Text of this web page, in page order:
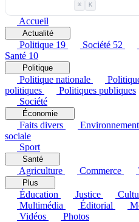
⌘ K
Accueil
Actualité
Politique 19 Société 52
Santé 10
Politique
Politique nationale
politiques
Politiques publiques
Société
Économie
Faits divers Environnement
sociale
Sport
Santé
Agriculture Commerce
Plus
Éducation Justice
Multimédia
Éditorial
Vidéos
Photos